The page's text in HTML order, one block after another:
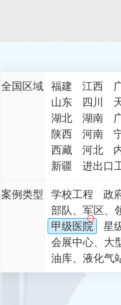
全国区域 福建 江西
山东
四川
湖北
湖南
陕西
河南
西藏
河北
新疆
进出口
案例类型 学校工程
政
部队、军区、
甲级医院
星
会展中心、大
油库、液化气